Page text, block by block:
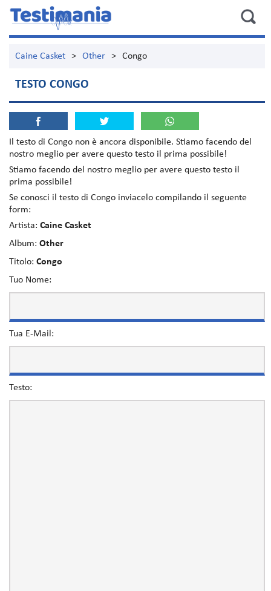
Caine Casket > Other > Congo
TESTO CONGO
Il testo di Congo non è ancora disponibile. Stiamo facendo del
nostro meglio per avere questo testo il prima possibile!
Stiamo facendo del nostro meglio per avere questo testo il
prima possibile!
Se conosci il testo di Congo inviacelo compilando il seguente
form:
Artista: Caine Casket
Album: Other
Titolo: Congo
Tuo Nome:
Tua E-Mail:
Testo: